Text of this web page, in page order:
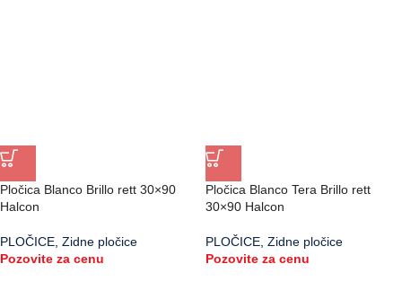
Pločica Blanco Brillo rett 30×90
Halcon
PLOČICE Zidne pločice
Pozovite za cenu
Pločica Blanco Tera Brillo rett
30×90 Halcon
PLOČICE Zidne pločice
Pozovite za cenu